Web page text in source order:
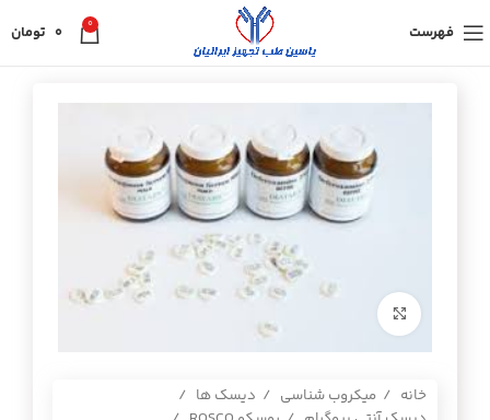
فهرست 0
0 تومان
خانه میکروب شناسی
دیسک ها